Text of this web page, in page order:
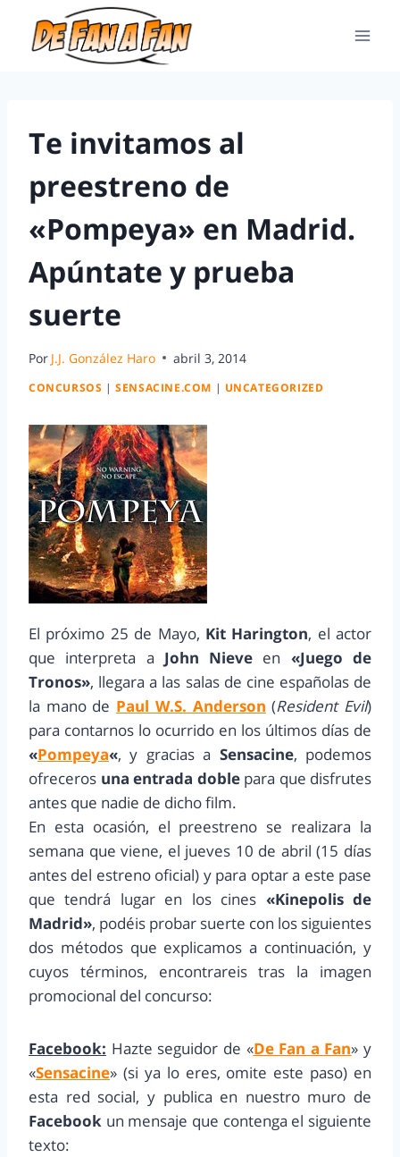
Te invitamos al
preestreno de
«Pompeya» en Madrid.
Apúntate y prueba
suerte
Por J.J. González Haro abril 3, 2014
CONCURSOS |SENSACINE.COM | UNCATEGORIZED
El próximo 25 de Mayo, Kit Harington, el actor
que interpreta a John Nieve en «Juego de
Tronos», llegara a las salas de cine españolas de
la mano de Paul W.S. Anderson (Resident Evil)
para contarnos lo ocurrido en los últimos días de
«Pompeya«, y gracias a Sensacine, podemos
ofreceros una entrada doblepara que disfrutes
antes que nadie de dicho film.
En esta ocasión, el preestreno se realizara la
semana que viene, el jueves 10 de abril (15 días
antes del estreno oficial) y para optar a este pase
que tendrá lugar en los cines «Kinepolis de
Madrid», podéis probar suerte con los siguientes
dos métodos que explicamos a continuación, y
cuyos términos, encontrareis tras la imagen
promocional del concurso:
Facebook: Hazte seguidor de «De Fan a Fan» y
«Sensacine» (si ya lo eres, omite este paso) en
esta red social, y publica en nuestro muro de
Facebook un mensaje que contenga el siguiente
texto: